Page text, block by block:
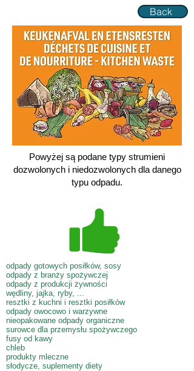
Back
Powyżej są podane typy strumieni
dozwolonych i niedozwolonych dla danego
typu odpadu.
odpady gotowych posiłków, sosy
odpady z branży spożywczej
odpady z produkcji żywności
wędliny, jajka, ryby, ...
resztki z kuchni i resztki posiłków
odpady owocowo i warzywne
nieopakowane odpady organiczne
surowce dla przemysłu spożywczego
fusy od kawy
chleb
produkty mleczne
słodycze, suplementy diety